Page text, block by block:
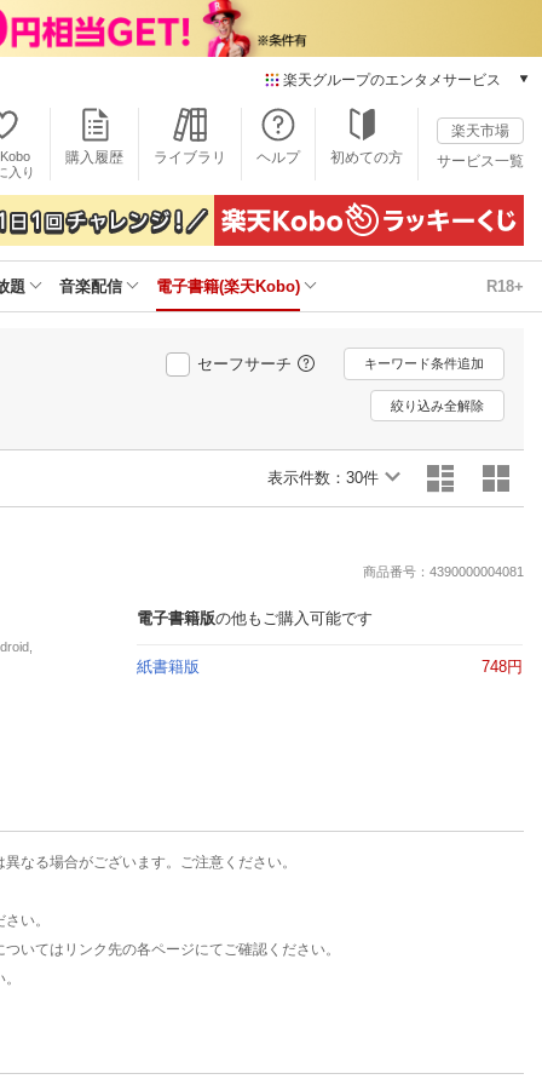
楽天グループのエンタメサービス
本/ゲーム/CD/DVD
楽天ブックス
電子書籍
楽天Kobo
雑誌読み放題
楽天ミュージック
動画配信
楽天TV
動画配信ガイド
Rチャンネル
エンタメニュース
入り
購入履歴 ライブラリ ヘルプ 初めての方
楽天市場
サービス一覧
題 音楽配信 電子書籍(楽天Kobo) R18+
セーフサーチ キーワード条件追加
絞り込み全解除
表示件数： 30件
商品番号：4390000004081
電子書籍版の他もご購入可能です
紙書籍版 748円
なる場合がございます。ご注意ください。
い。
いてはリンク先の各ページにてご確認ください。